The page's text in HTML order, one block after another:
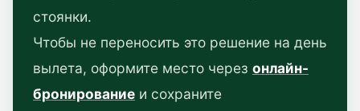
стоянки.
Чтобы не переносить это решение на день
вылета, оформите место через онлайн-
бронирование и сохраните